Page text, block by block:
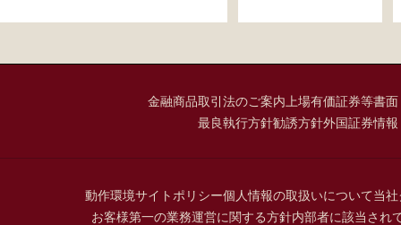
金融商品取引法のご案内 上場有価証券等書
最良執行方針勧誘方針外国証券情
動作環境サイトポリシー個人情報の取扱いについて当
お客様第一の業務運営に関する方針内部者に該当され